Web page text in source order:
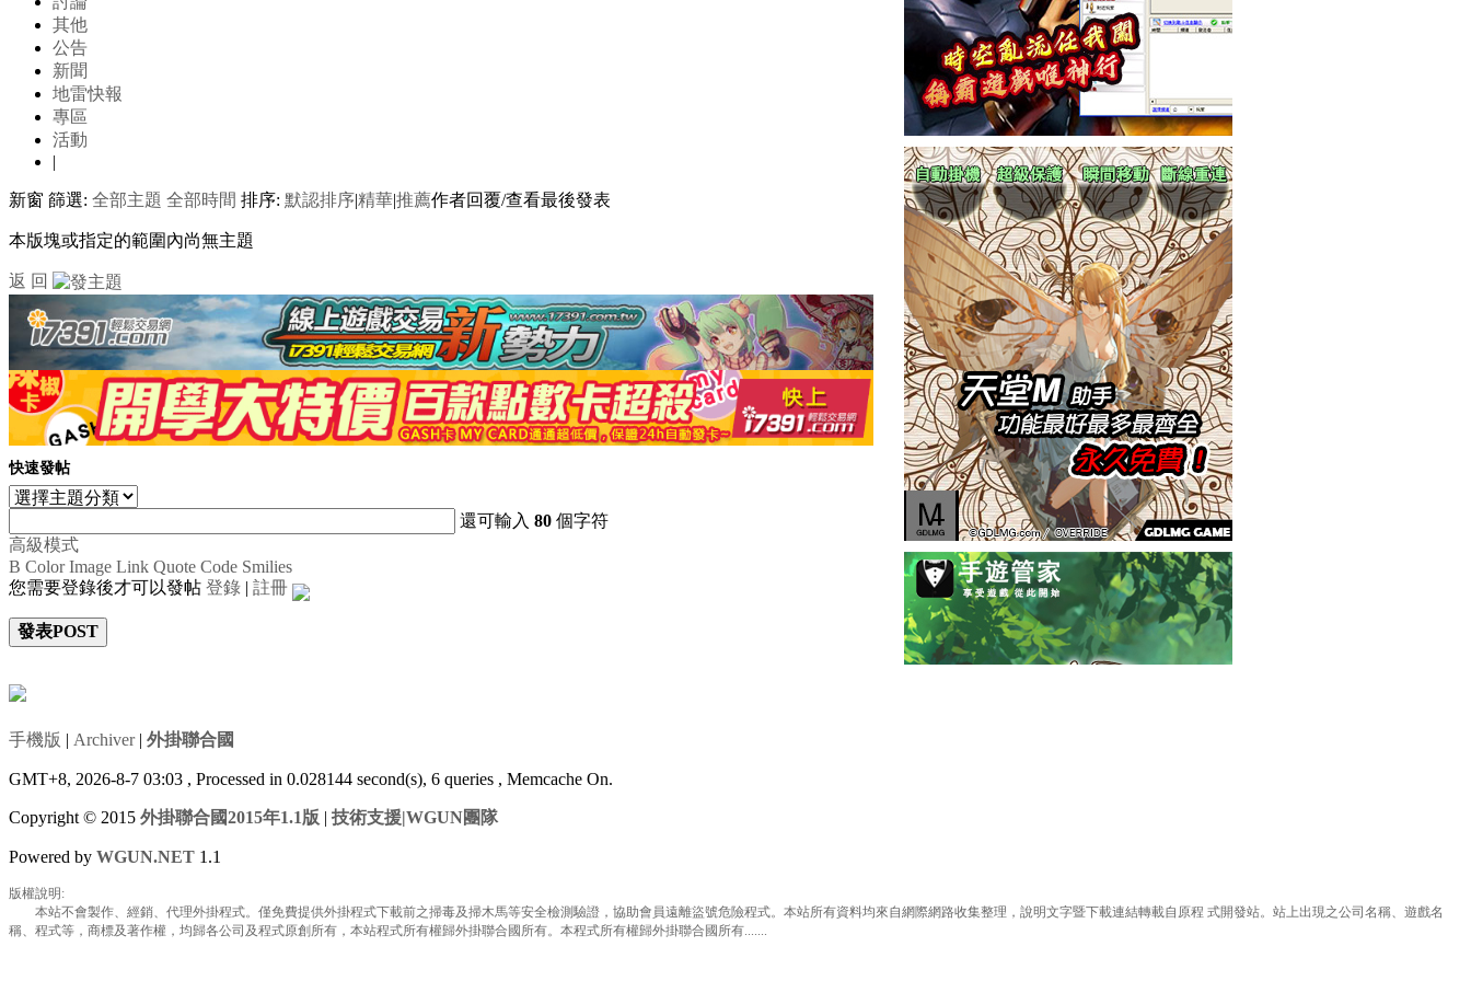
其他
公告
新聞
地雷快報
專區
活動
|
新窗 篩選: 全部主題 全部時間 排序: 默認排序|精華|推薦作者回覆/查看最後發表
本版塊或指定的範圍內尚無主題
返 回
快速發帖
還可輸入 80 個字符
高級模式
B Color Image Link Quote Code Smilies
您需要登錄後才可以發帖 登錄 | 註冊
發表POST
手機版 | Archiver| 外掛聯合國
GMT+8, 2026-8-7 03:03 , Processed in 0.028144 second(s), 6 queries , Memcache On.
Copyright © 2015 外掛聯合國2015年1.1版 | 技術支援|WGUN團隊
Powered by WGUN.NET 1.1
版權說明:
本站不會製作、經銷、代理外掛程式。僅免費提供外掛程式下載前之掃毒及掃木馬等安全檢測驗證，協助會員遠離盜號危險程式。本站所有資料均來自網際網路收集整理，說明文字暨下載連結轉載自原程 式開發站。站上出現之公司名稱、遊戲名
稱、程式等，商標及著作權，均歸各公司及程式原創所有，本站程式所有權歸外掛聯合國所有。本程式所有權歸外掛聯合國所有.......